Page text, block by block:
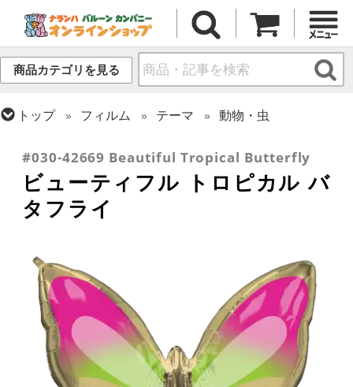
商品カテゴリを見る
トップ フィルム テーマ
動物・虫
スプリング(春)・イースター
#030-42669 Beautiful Tropical Butterfly
ビューティフル トロピカル バ
タフライ